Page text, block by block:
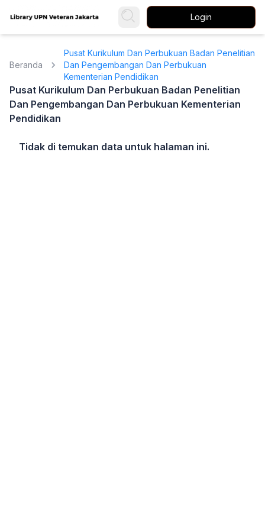
Login
Beranda
Pusat Kurikulum Dan Perbukuan Badan Penelitian
Dan Pengembangan Dan Perbukuan
Kementerian Pendidikan
Pusat Kurikulum Dan Perbukuan Badan Penelitian
Dan Pengembangan Dan Perbukuan Kementerian
Pendidikan
Tidak di temukan data untuk halaman ini.